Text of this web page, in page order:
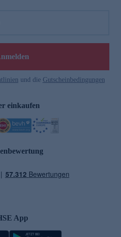
und die Gutscheinbedingungen
einkaufen
App